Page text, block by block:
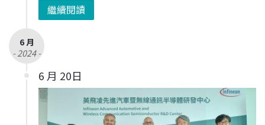
繼續閱讀
6 月
- 2024 -
6 月 20日